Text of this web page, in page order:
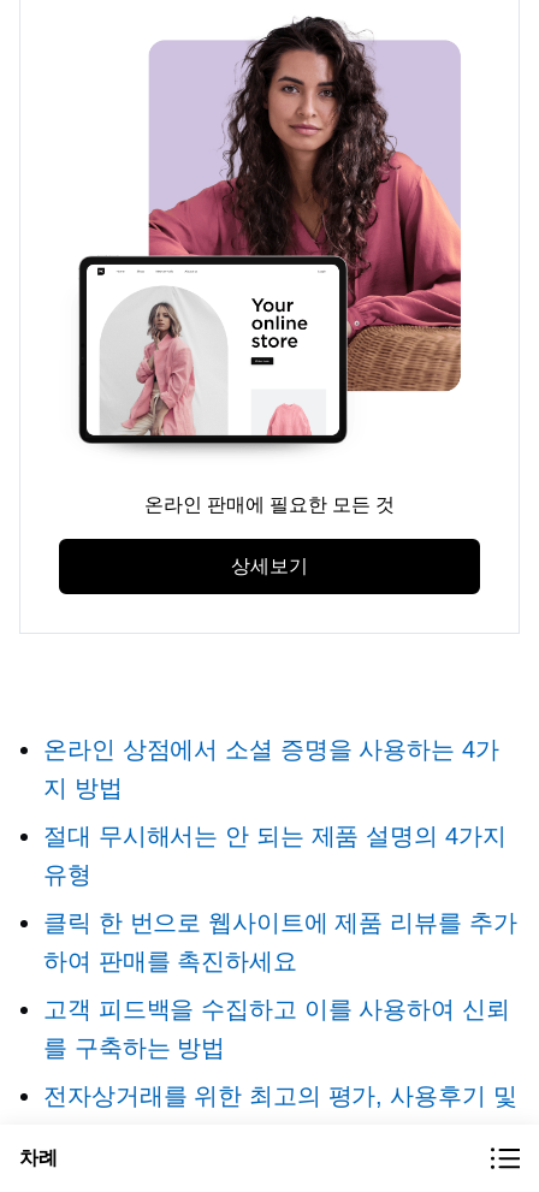
온라인 판매에 필요한 모든 것
상세보기
온라인 상점에서 소셜 증명을 사용하는 4가
지 방법
절대 무시해서는 안 되는 제품 설명의 4가지
유형
클릭 한 번으로 웹사이트에 제품 리뷰를 추가
하여 판매를 촉진하세요
고객 피드백을 수집하고 이를 사용하여 신뢰
를 구축하는 방법
전자상거래를 위한 최고의 평가, 사용후기 및
차례